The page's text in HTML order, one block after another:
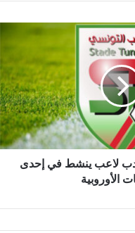
لاعب ينشط في إحدى
الأوروبية